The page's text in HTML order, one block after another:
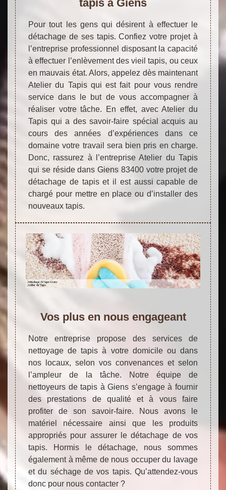
tapis à Giens
Pour tout les gens qui désirent à effectuer le
détachage de ses tapis. Confiez votre projet à
l’entreprise professionnel disposant la capacité
à effectuer l’enlèvement des vieil tapis, ou ceux
en mauvais état. Alors, appelez dès maintenant
Atelier du Tapis qui est fait pour vous rendre
service dans le but de vous accompagner à
réaliser votre tâche. En effet, avec Atelier du
Tapis qui a des savoir-faire spécial acquis au
cours des années d’expériences dans ce
domaine votre travail sera bien pris en charge.
Donc, rassurez à l’entreprise Atelier du Tapis
qui se réside dans Giens 83400 votre projet de
détachage de tapis et il est aussi capable de
chargé pour mettre en place ou d’installer des
nouveaux tapis.
Vos plus en nous engageant
Notre entreprise propose des services de
nettoyage de tapis à votre domicile ou dans
nos locaux, selon vos convenances et selon
l’ampleur de la tâche. Notre équipe de
nettoyeurs de tapis à Giens s’engage à fournir
des prestations de qualité et à vous faire
profiter de son savoir-faire. Nous avons le
matériel nécessaire ainsi que les produits
appropriés pour assurer le détachage de vos
tapis. Hormis le détachage, nous sommes
également à même de nous occuper du lavage
et du séchage de vos tapis. Qu’attendez-vous
donc pour nous contacter ?